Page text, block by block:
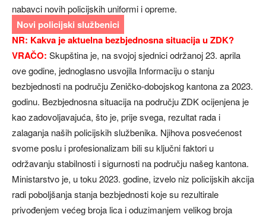
nabavci novih policijskih uniformi i opreme.
Novi policijski službenici
NR: Kakva je aktuelna bezbjednosna situacija u ZDK?
VRAČO: Skupština je, na svojoj sjednici održanoj 23. aprila
ove godine, jednoglasno usvojila Informaciju o stanju
bezbjednosti na području Zeničko-dobojskog kantona za 2023.
godinu. Bezbjednosna situacija na području ZDK ocijenjena je
kao zadovoljavajuća, što je, prije svega, rezultat rada i
zalaganja naših policijskih službenika. Njihova posvećenost
svome poslu i profesionalizam bili su ključni faktori u
održavanju stabilnosti i sigurnosti na području našeg kantona.
Ministarstvo je, u toku 2023. godine, izvelo niz policijskih akcija
radi poboljšanja stanja bezbjednosti koje su rezultirale
privođenjem većeg broja lica i oduzimanjem velikog broja